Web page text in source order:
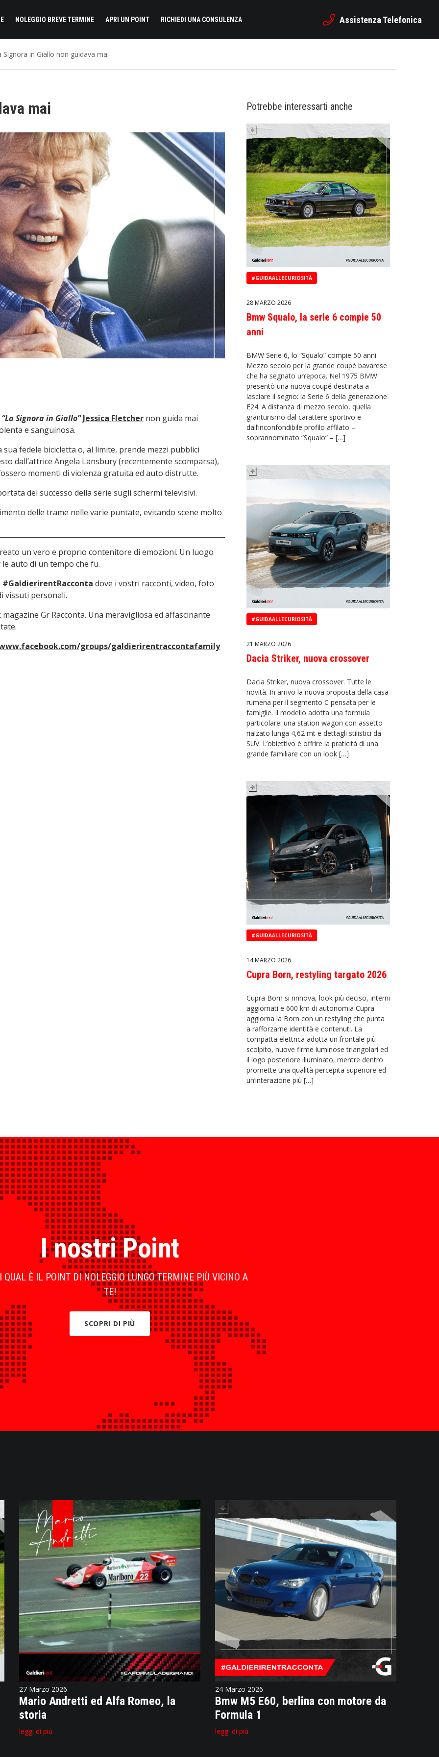
NOLEGGIO BREVE TERMINE APRI UN POINT RICHIEDI UNA CONSULENZA Assistenza Telefonica
Signora in Giallo non guidava mai
mai
“La Signora in Giallo” Jessica Fletcher non guida mai
e sanguinosa.
fedele bicicletta o, al limite, prende mezzi pubblici
dall’attrice Angela Lansbury (recentemente scomparsa),
momenti di violenza gratuita ed auto distrutte.
del successo della serie sugli schermi televisivi.
delle trame nelle varie puntate, evitando scene molto
un vero e proprio contenitore di emozioni. Un luogo
auto di un tempo che fu.
#GaldierirentRacconta dove i vostri racconti, video, foto
vissuti personali.
Gr Racconta. Una meravigliosa ed affascinante
groups/galdierirentraccontafamily
Potrebbe interessarti anche
#GUIDAALLECURIOSITÀ
28 MARZO 2026
Bmw Squalo, la serie 6 compie 50
anni
BMW Serie 6, lo “Squalo” compie 50 anni
Mezzo secolo per la grande coupé bavarese
che ha segnato un’epoca. Nel 1975 BMW
presentò una nuova coupé destinata a
lasciare il segno: la Serie 6 della generazione
E24. A distanza di mezzo secolo, quella
granturismo dal carattere sportivo e
dall’inconfondibile profilo affilato –
soprannominato “Squalo” – […]
#GUIDAALLECURIOSITÀ
21 MARZO 2026
Dacia Striker, nuova crossover
Dacia Striker, nuova crossover. Tutte le
novità. In arrivo la nuova proposta della casa
rumena per il segmento C pensata per le
famiglie. Il modello adotta una formula
particolare: una station wagon con assetto
rialzato lunga 4,62 mt e dettagli stilistici da
SUV. L’obiettivo è offrire la praticità di una
grande familiare con un look […]
#GUIDAALLECURIOSITÀ
14 MARZO 2026
Cupra Born, restyling targato 2026
Cupra Born si rinnova, look più deciso, interni
aggiornati e 600 km di autonomia Cupra
aggiorna la Born con un restyling che punta
a rafforzarne identità e contenuti. La
compatta elettrica adotta un frontale più
scolpito, nuove firme luminose triangolari ed
il logo posteriore illuminato, mentre dentro
promette una qualità percepita superiore ed
un’interazione più […]
I nostri Point
QUAL È IL POINT DI NOLEGGIO LUNGO TERMINE PIÙ VICINO A
TE!
SCOPRI DI PIÙ
27 Marzo 2026
Mario Andretti ed Alfa Romeo, la
storia
leggi di più
24 Marzo 2026
Bmw M5 E60, berlina con motore da
Formula 1
leggi di più